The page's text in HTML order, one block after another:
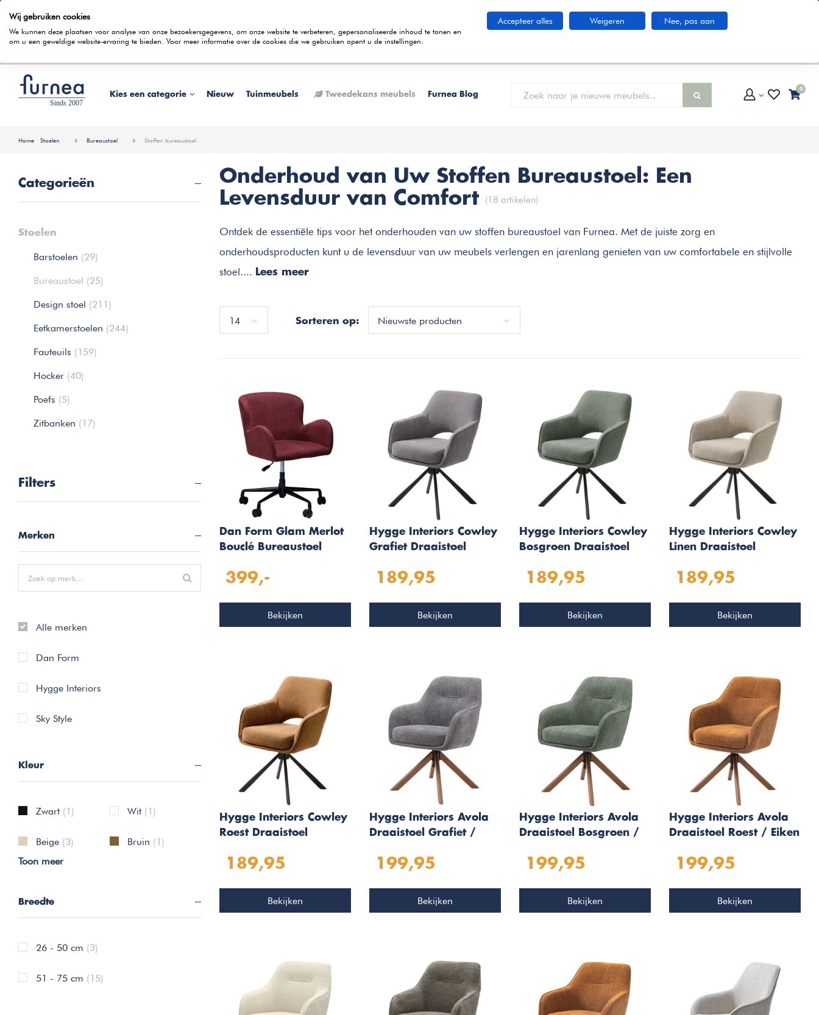
100 dagen bedenktijd
Wist je dat je ook in termijnen kunt betalen? Tijdens het bestelproces kun je kiezen voor de
Kies een categorie Nieuw Tuinmeubels Tweedekans meubels Furnea Blog
0
Home Stoelen Bureaustoel Stoffen bureaustoel
Categorieën
Stoelen
Barstoelen (29)
Bureaustoel (25)
Design stoel (211)
Eetkamerstoelen (244)
Fauteuils (159)
Hocker (40)
Poefs (5)
Zitbanken (17)
Filters
Merken
Alle merken
Dan Form
Hygge Interiors
Sky Style
Kleur
Zwart (1) Wit (1)
Beige (3) Bruin (1)
Toon meer
Breedte
26 - 50 cm (3)
51 - 75 cm (15)
Onderhoud van Uw Stoffen Bureaustoel: Een
Levensduur van Comfort
(18 artikelen)
Ontdek de essentiële tips voor het onderhouden van uw stoffen bureaustoel van Furnea. Met de juiste zorg en
onderhoudsproducten kunt u de levensduur van uw meubels verlengen en jarenlang genieten van uw comfortabele en stijlvolle
stoel.... Lees meer
14 Sorteren op: Nieuwste producten
Dan Form Glam Merlot
Bouclé Bureaustoel
399,-
Bekijken
Hygge Interiors Cowley
Grafiet Draaistoel
189,95
Bekijken
Hygge Interiors Cowley
Bosgroen Draaistoel
189,95
Bekijken
Hygge Interiors Cowley
Linen Draaistoel
189,95
Bekijken
Hygge Interiors Cowley
Roest Draaistoel
189,95
Bekijken
Hygge Interiors Avola
Draaistoel Grafiet /
199,95
Bekijken
Hygge Interiors Avola
Draaistoel Bosgroen /
199,95
Bekijken
Hygge Interiors Avola
Draaistoel Roest / Eiken
199,95
Bekijken
Wij gebruiken cookies
We kunnen deze plaatsen voor analyse van onze bezoekersgegevens, om onze website te verbeteren, gepersonaliseerde inhoud te tonen en
om u een geweldige website-ervaring te bieden. Voor meer informatie over de cookies die we gebruiken opent u de instellingen.
Accepteer alles Weigeren Nee, pas aan